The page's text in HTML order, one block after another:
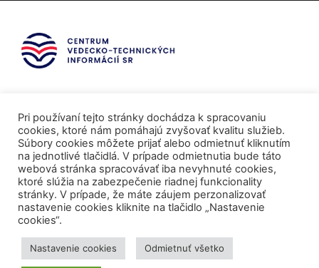
Mediálni partneri
Pri používaní tejto stránky dochádza k spracovaniu
cookies, ktoré nám pomáhajú zvyšovať kvalitu služieb.
Súbory cookies môžete prijať alebo odmietnuť kliknutím
na jednotlivé tlačidlá. V prípade odmietnutia bude táto
webová stránka spracovávať iba nevyhnuté cookies,
ktoré slúžia na zabezpečenie riadnej funkcionality
stránky. V prípade, že máte záujem perzonalizovať
nastavenie cookies kliknite na tlačidlo „Nastavenie
cookies“.
Nastavenie cookies Odmietnuť všetko